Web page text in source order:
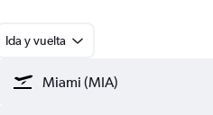
Ida y vuelta